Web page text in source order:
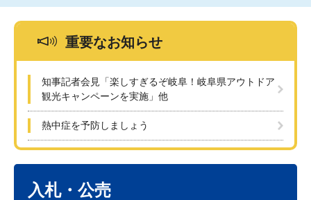
重要なお知らせ
知事記者会見「楽しすぎるぞ岐阜！岐阜県アウトドア
観光キャンペーンを実施」他
熱中症を予防しましょう
入札・公売